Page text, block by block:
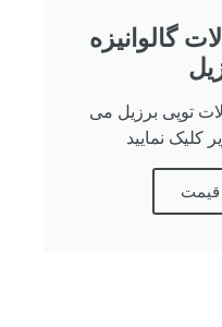
گالوانیزه
توپی برزیل می
کلیک نمایید
قیمت